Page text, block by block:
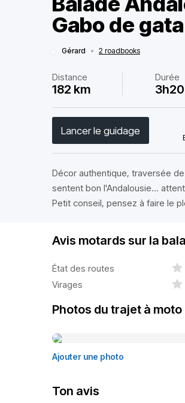
Gabo de gata
Gérard • 2 roadbooks
Distance
182 km
Durée
3h20
Lancer le guidage
Décor authentique, traversée
sentent bon l'Andalousie...
Petit conseil, pensez à faire le
Avis motards sur la
État des routes
Virages
Photos du trajet à moto
Ajouter une photo
Ton avis